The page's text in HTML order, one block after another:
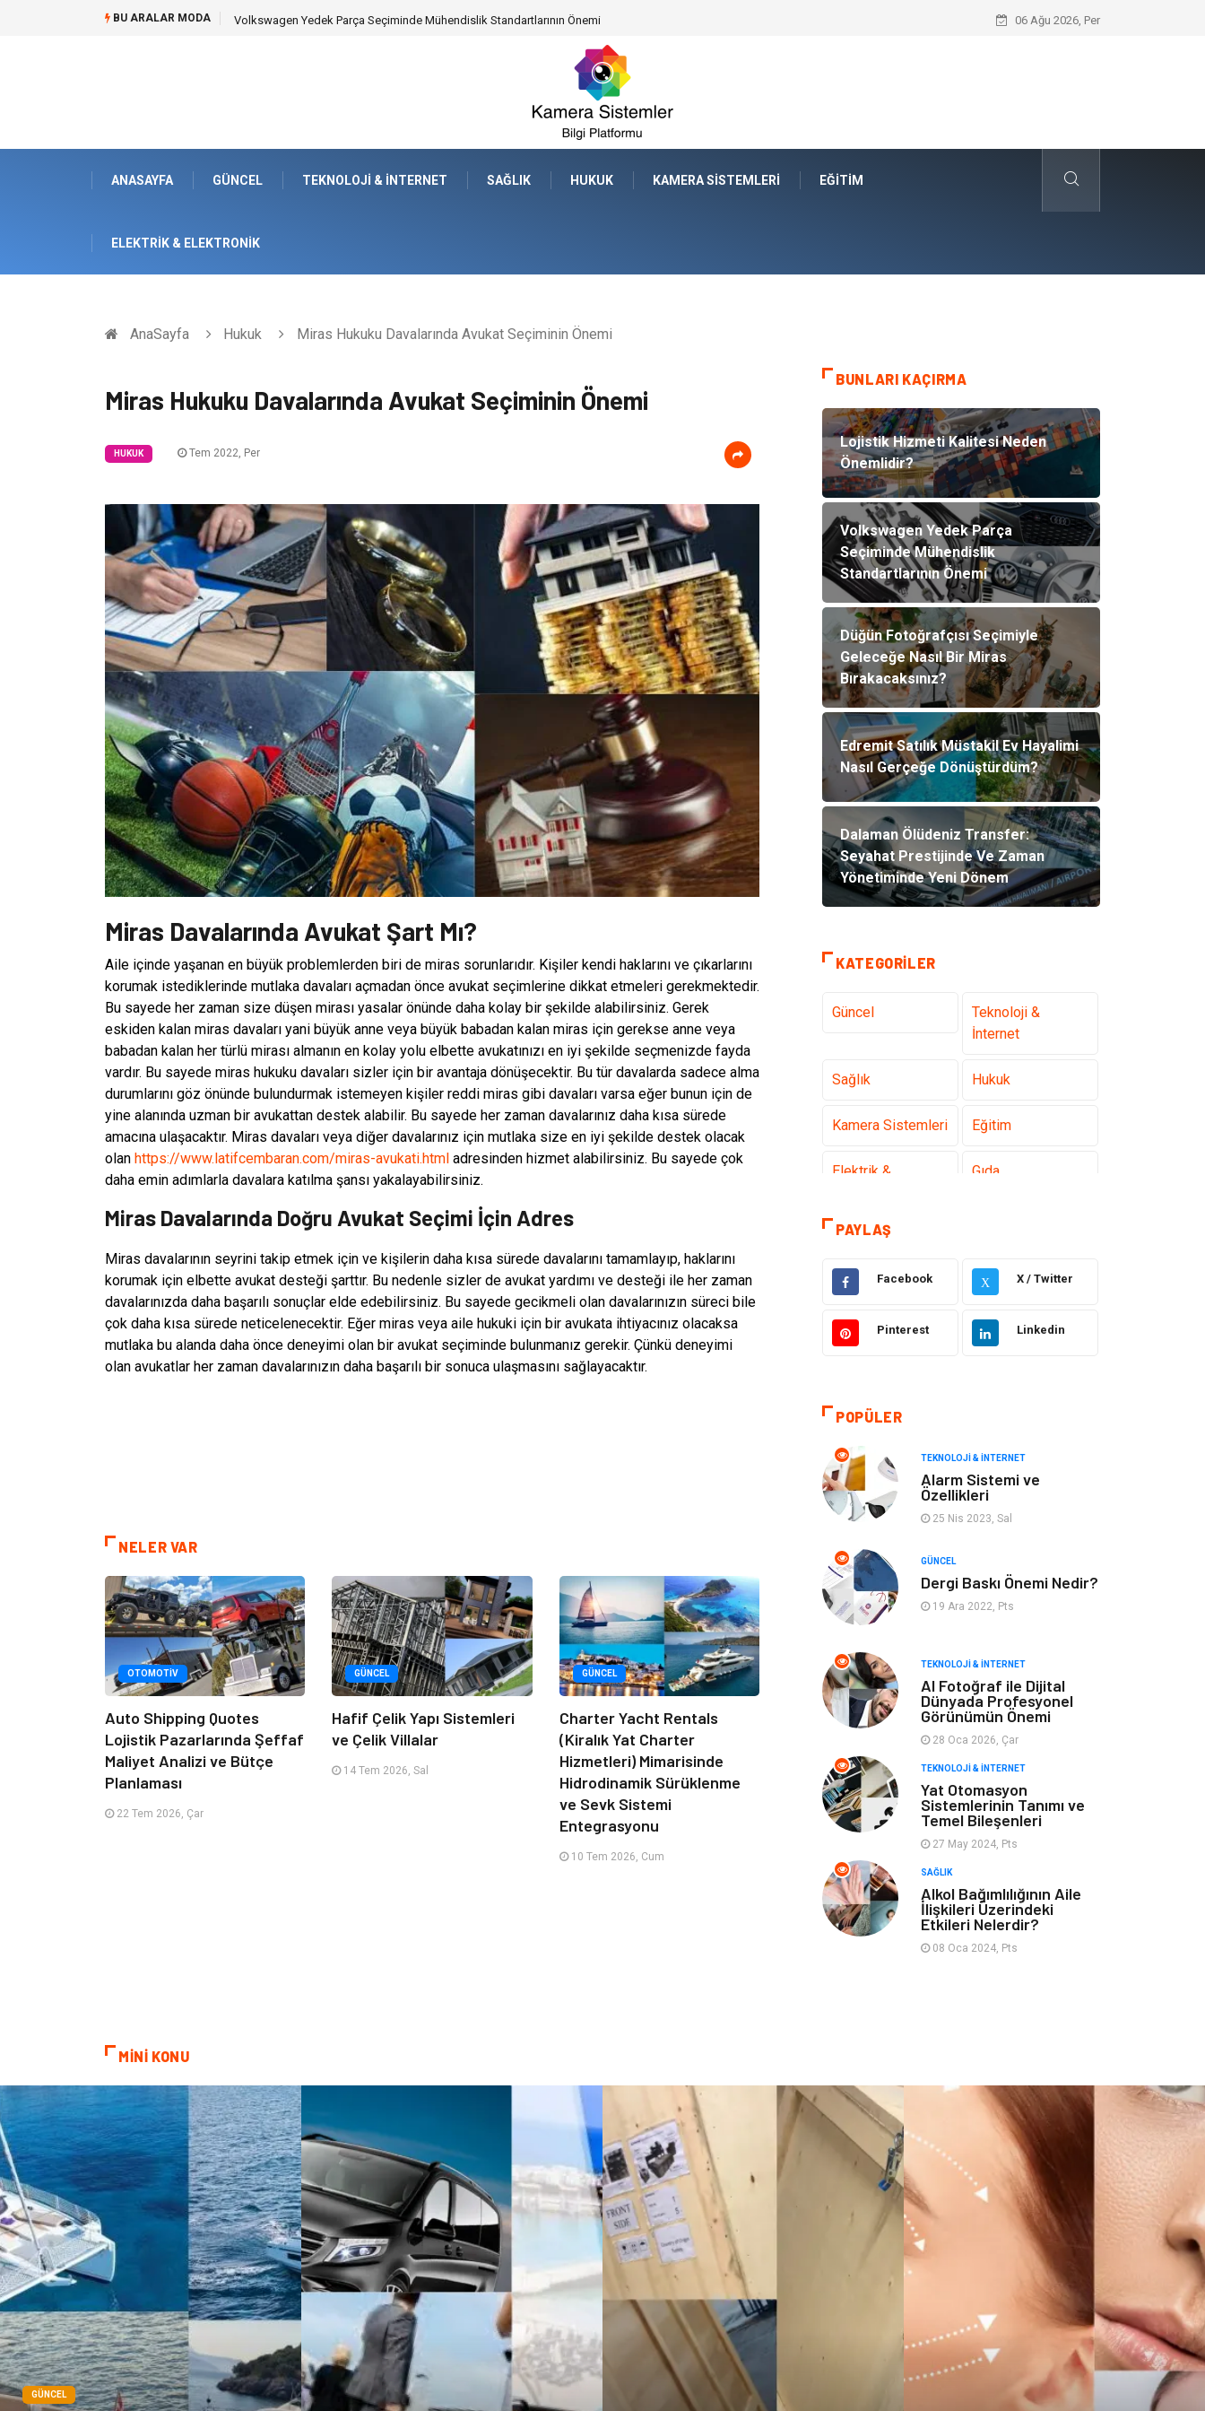
BU ARALAR MODA Düğün Fotoğrafçısı Seçimiyle Geleceğe Nasıl Bir Miras Bırakacaksınız? Edremit Satılık Müstakil Ev Hayalimi
06 Ağu 2026, Per
ANASAYFA GÜNCEL TEKNOLOJI & İNTERNET SAĞLIK HUKUK KAMERA SISTEMLERI EĞITIM
ELEKTRIK & ELEKTRONIK
AnaSayfa Hukuk Miras Hukuku Davalarında Avukat Seçiminin Önemi
Miras Hukuku Davalarında Avukat Seçiminin Önemi
HUKUK Tem 2022, Per
Miras Davalarında Avukat Şart Mı?
Aile içinde yaşanan en büyük problemlerden biri de miras sorunlarıdır. Kişiler kendi haklarını ve çıkarlarını
korumak istediklerinde mutlaka davaları açmadan önce avukat seçimlerine dikkat etmeleri gerekmektedir.
Bu sayede her zaman size düşen mirası yasalar önünde daha kolay bir şekilde alabilirsiniz. Gerek
eskiden kalan miras davaları yani büyük anne veya büyük babadan kalan miras için gerekse anne veya
babadan kalan her türlü mirası almanın en kolay yolu elbette avukatınızı en iyi şekilde seçmenizde fayda
vardır. Bu sayede miras hukuku davaları sizler için bir avantaja dönüşecektir. Bu tür davalarda sadece alma
durumlarını göz önünde bulundurmak istemeyen kişiler reddi miras gibi davaları varsa eğer bunun için de
yine alanında uzman bir avukattan destek alabilir. Bu sayede her zaman davalarınız daha kısa sürede
amacına ulaşacaktır. Miras davaları veya diğer davalarınız için mutlaka size en iyi şekilde destek olacak
olan https://www.latifcembaran.com/miras-avukati.html adresinden hizmet alabilirsiniz. Bu sayede çok
daha emin adımlarla davalara katılma şansı yakalayabilirsiniz.
Miras Davalarında Doğru Avukat Seçimi İçin Adres
Miras davalarının seyrini takip etmek için ve kişilerin daha kısa sürede davalarını tamamlayıp, haklarını
korumak için elbette avukat desteği şarttır. Bu nedenle sizler de avukat yardımı ve desteği ile her zaman
davalarınızda daha başarılı sonuçlar elde edebilirsiniz. Bu sayede gecikmeli olan davalarınızın süreci bile
çok daha kısa sürede neticelenecektir. Eğer miras veya aile hukuki için bir avukata ihtiyacınız olacaksa
mutlaka bu alanda daha önce deneyimi olan bir avukat seçiminde bulunmanız gerekir. Çünkü deneyimi
olan avukatlar her zaman davalarınızın daha başarılı bir sonuca ulaşmasını sağlayacaktır.
NELER VAR
OTOMOTIV
Auto Shipping Quotes
Lojistik Pazarlarında Şeffaf
Maliyet Analizi ve Bütçe
Planlaması
22 Tem 2026, Çar
GÜNCEL
Hafif Çelik Yapı Sistemleri
ve Çelik Villalar
14 Tem 2026, Sal
GÜNCEL
Charter Yacht Rentals
(Kiralık Yat Charter
Hizmetleri) Mimarisinde
Hidrodinamik Sürüklenme
ve Sevk Sistemi
Entegrasyonu
10 Tem 2026, Cum
BUNLARI KAÇIRMA
Lojistik Hizmeti Kalitesi Neden
Önemlidir?
Volkswagen Yedek Parça
Seçiminde Mühendislik
Standartlarının Önemi
Düğün Fotoğrafçısı Seçimiyle
Geleceğe Nasıl Bir Miras
Bırakacaksınız?
Edremit Satılık Müstakil Ev Hayalimi
Nasıl Gerçeğe Dönüştürdüm?
Dalaman Ölüdeniz Transfer:
Seyahat Prestijinde Ve Zaman
Yönetiminde Yeni Dönem
KATEGORILER
Güncel
Teknoloji &
İnternet
Sağlık Hukuk
Kamera Sistemleri Eğitim
Elektrik &
Gıda
Güzellik & Bakım
Makine Giyim
Tatil Organizasyon
Mobilya
Turizm Tekstil
Sistemleri
Aksesuar Bebek Giyim
Hayvancılık
PAYLAŞ
Facebook X X / Twitter
Pinterest Linkedin
POPÜLER
TEKNOLOJI & İNTERNET
Alarm Sistemi ve
Özellikleri
25 Nis 2023, Sal
GÜNCEL
Dergi Baskı Önemi Nedir?
19 Ara 2022, Pts
TEKNOLOJI & İNTERNET
AI Fotoğraf ile Dijital
Dünyada Profesyonel
Görünümün Önemi
28 Oca 2026, Çar
TEKNOLOJI & İNTERNET
Yat Otomasyon
Sistemlerinin Tanımı ve
Temel Bileşenleri
27 May 2024, Pts
SAĞLIK
Alkol Bağımlılığının Aile
İlişkileri Üzerindeki
Etkileri Nelerdir?
08 Oca 2024, Pts
MİNİ KONU
GÜNCEL